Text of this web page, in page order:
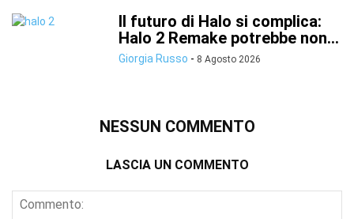
Il futuro di Halo si complica:
Halo 2 Remake potrebbe non...
Giorgia Russo - 8 Agosto 2026
NESSUN COMMENTO
LASCIA UN COMMENTO